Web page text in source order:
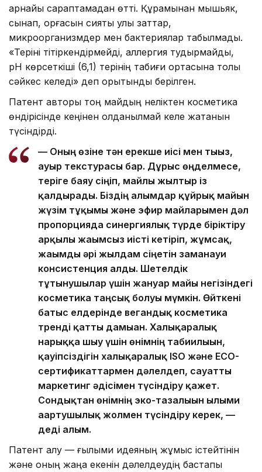
арнайы сараптамадан өтті. Құрамынан мышьяк,
сынап, қорғасын сияқты улы заттар,
микроорганизмдер мен бактериялар табылмады.
«Теріні тітіркендірмейді, аллергия тудырмайды,
pH көрсеткіші (6,1) терінің табиғи ортасына толық
сәйкес келеді» деп қорытынды берілген.
Патент авторы тоң майдың неліктен косметика
өндірісінде кеңінен қолданылмай келе жатқанын
түсіндірді.
— Оның өзіне тән ерекше иісі мен тығыз,
ауыр текстурасы бар. Дұрыс өңделмесе,
теріге баяу сіңіп, майлы жылтыр із
қалдырады. Біздің ғалымдар құйрық майын
жүзім тұқымы және эфир майларымен дәл
пропорцияда синергиялық түрде біріктіру
арқылы жағымсыз иісті кетіріп, жұмсақ,
жағымды әрі жылдам сіңетін заманауи
консистенция алды. Шетелдік
тұтынушылар үшін жануар майы негізіндегі
косметика таңсық болуы мүмкін. Өйткені
батыс елдерінде вегандық косметика
тренді қатты дамыған. Халықаралық
нарыққа шығу үшін өнімнің табиғилығын,
қауіпсіздігін халықаралық ISO және ECO-
сертификаттармен дәлелдеп, сауатты
маркетинг әдісімен түсіндіру қажет.
Сондықтан өнімнің эко-тазалығын ғылыми
ағартушылық жолмен түсіндіру керек, —
деді ғалым.
Патент алу — ғылыми идеяның жұмыс істейтінін
және оның жаңа екенін дәлелдеудің бастапқы